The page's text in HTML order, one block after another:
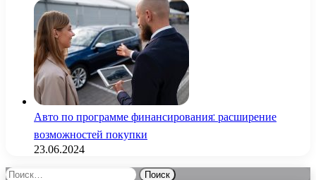
Авто по программе финансирования: расширение
возможностей покупки
23.06.2024
Найти: